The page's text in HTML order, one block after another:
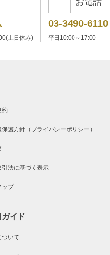
土日休み)
03-3490-6110
平日10:00～17:00
約
護方針（プライバシーポリシー）
引法に基づく表示
ップ
イド
ついて